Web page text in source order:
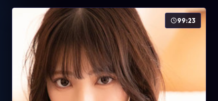
99:23